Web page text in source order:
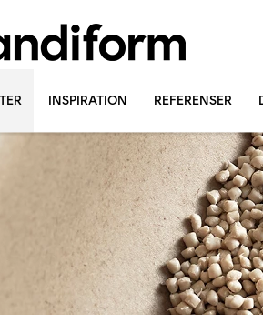
INSPIRATION REFERENSER